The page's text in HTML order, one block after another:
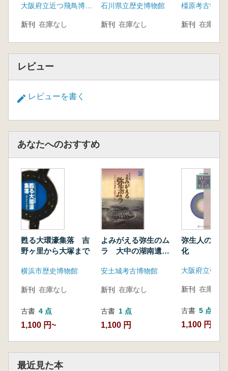
大阪府立近つ飛鳥博物館
新刊 在庫なし
石川県立歴史博物館
新刊 在庫なし 新刊 在庫なし
レビュー
レビューを書く
あなたへのおすすめ
甦る大環濠集落 吉
野ヶ里から大塚まで
横浜市歴史博物館
新刊 在庫なし
古書 4 点
1,100 円~
よみがえる弥生のム
ラ 大中の湖南遺
安土城考古博物館
新刊 在庫なし
古書 1 点
1,100 円
弥生人の見
化
新刊 在庫なし
古書 5 点
1,100 円~
最近見た本